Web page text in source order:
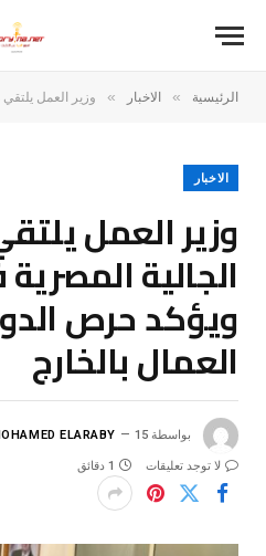
الرئيسية » الاخبار » وزير العمل يلتقي ممثلي
الاخبار
وزير العمل
الجالية
ويؤكد حرص
العمال بالخارج
بواسطة ELARABY 15 أكتوبر، 2025
لا توجد تعليقات 1 دقائق